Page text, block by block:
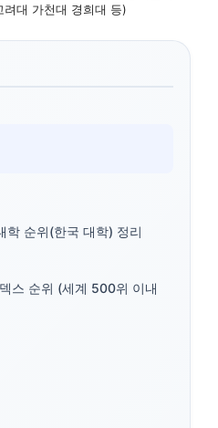
려대 가천대 경희대 등)
순위(한국 대학) 정리
스 순위 (세계 500위 이내